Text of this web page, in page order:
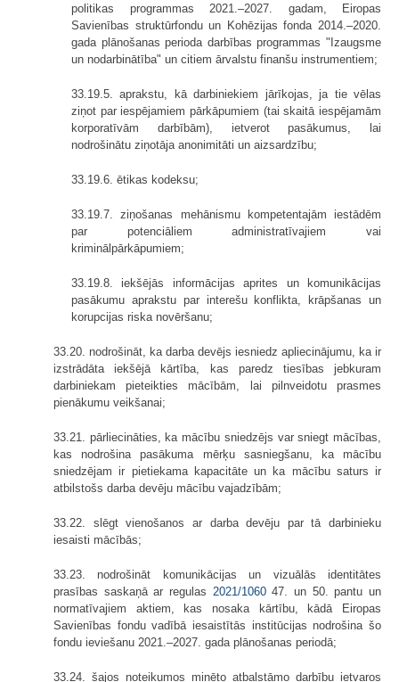
politikas programmas 2021.–2027. gadam, Eiropas
Savienības struktūrfondu un Kohēzijas fonda 2014.–2020.
gada plānošanas perioda darbības programmas "Izaugsme
un nodarbinātība" un citiem ārvalstu finanšu instrumentiem;
33.19.5. aprakstu, kā darbiniekiem jārīkojas, ja tie vēlas
ziņot par iespējamiem pārkāpumiem (tai skaitā iespējamām
korporatīvām darbībām), ietverot pasākumus, lai
nodrošinātu ziņotāja anonimitāti un aizsardzību;
33.19.6. ētikas kodeksu;
33.19.7. ziņošanas mehānismu kompetentajām iestādēm
par potenciāliem administratīvajiem vai
kriminālpārkāpumiem;
33.19.8. iekšējās informācijas aprites un komunikācijas
pasākumu aprakstu par interešu konflikta, krāpšanas un
korupcijas riska novēršanu;
33.20. nodrošināt, ka darba devējs iesniedz apliecinājumu, ka ir
izstrādāta iekšējā kārtība, kas paredz tiesības jebkuram
darbiniekam pieteikties mācībām, lai pilnveidotu prasmes
pienākumu veikšanai;
33.21. pārliecināties, ka mācību sniedzējs var sniegt mācības,
kas nodrošina pasākuma mērķu sasniegšanu, ka mācību
sniedzējam ir pietiekama kapacitāte un ka mācību saturs ir
atbilstošs darba devēju mācību vajadzībām;
33.22. slēgt vienošanos ar darba devēju par tā darbinieku
iesaisti mācībās;
33.23. nodrošināt komunikācijas un vizuālās identitātes
prasības saskaņā ar regulas 2021/106047. un 50. pantu un
normatīvajiem aktiem, kas nosaka kārtību, kādā Eiropas
Savienības fondu vadībā iesaistītās institūcijas nodrošina šo
fondu ieviešanu 2021.–2027. gada plānošanas periodā;
33.24. šajos noteikumos minēto atbalstāmo darbību ietvaros